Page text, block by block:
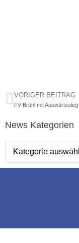
VORIGER BEITRAG
FV Brühl mit Auswärtssieg
News Kategorien